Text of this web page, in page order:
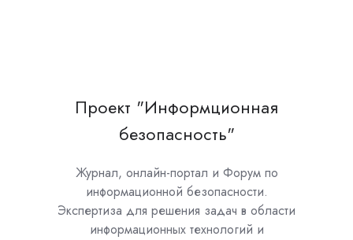
Проект "Информционная
безопасность"
Журнал, онлайн-портал и Форум по
информационной безопасности.
Экспертиза для решения задач в области
информационных технологий и